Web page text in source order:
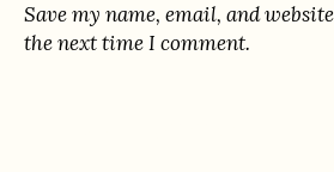
Save my name, email, and
the next time I comment.